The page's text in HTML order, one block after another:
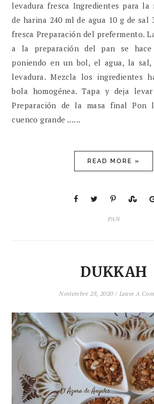
levadura fresca Ingredientes para la
de harina 240 ml de agua 10 g de sal
fresca Preparación del prefermento.
a la preparación del pan se hace
poniendo en un bol, el agua, la
levadura. Mezcla los ingredientes
bola homogénea. Tapa y deja
Preparación de la masa final Pon
cuenco grande ......
READ MORE »
PAN
DUKKAH
Noviembre 28, 2020 / Leave A